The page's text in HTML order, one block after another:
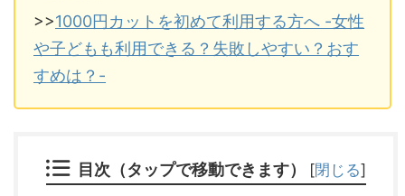
>>1000円カットを初めて利用する方へ -女性
や子どもも利用できる？失敗しやすい？おす
すめは？-
目次（タップで移動できます） [閉じる]